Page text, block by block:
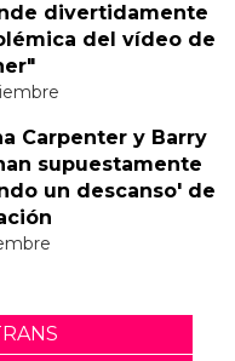
divertidamente
del vídeo de
Carpenter y Barry
supuestamente
un descanso' de